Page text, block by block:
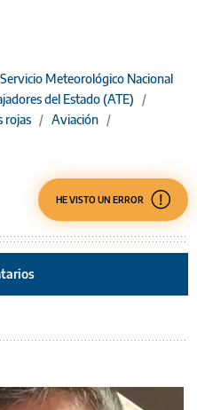
Servicio Meteorológico Nacional
del Estado (ATE)
/
rojas / Aviación /
HE VISTO UN ERROR